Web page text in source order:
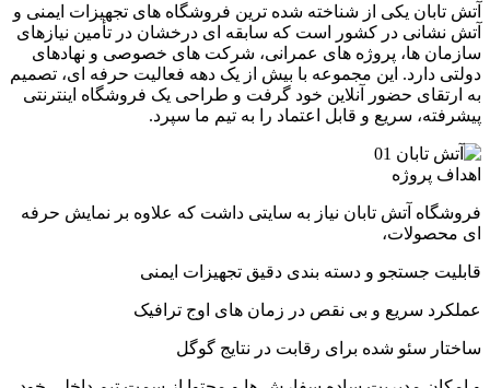
آتش تابان یکی از شناخته شده ترین فروشگاه های تجهیزات ایمنی و
آتش نشانی در کشور است که سابقه ای درخشان در تأمین نیازهای
سازمان ها، پروژه های عمرانی، شرکت های خصوصی و نهادهای
دولتی دارد. این مجموعه با بیش از یک دهه فعالیت حرفه ای، تصمیم
به ارتقای حضور آنلاین خود گرفت و طراحی یک فروشگاه اینترنتی
پیشرفته، سریع و قابل اعتماد را به تیم ما سپرد.
اهداف پروژه
فروشگاه آتش تابان نیاز به سایتی داشت که علاوه بر نمایش حرفه
ای محصولات،
قابلیت جستجو و دسته بندی دقیق تجهیزات ایمنی
عملکرد سریع و بی نقص در زمان های اوج ترافیک
ساختار سئو شده برای رقابت در نتایج گوگل